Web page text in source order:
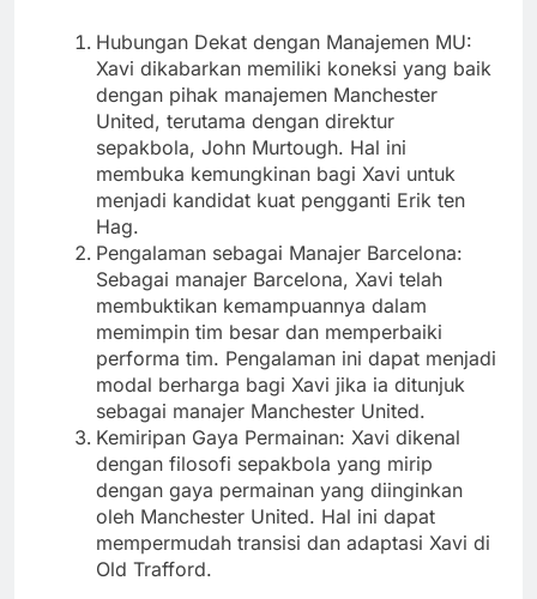
Hubungan Dekat dengan Manajemen MU:
Xavi dikabarkan memiliki koneksi yang baik
dengan pihak manajemen Manchester
United, terutama dengan direktur
sepakbola, John Murtough. Hal ini
membuka kemungkinan bagi Xavi untuk
menjadi kandidat kuat pengganti Erik ten
Hag.
Pengalaman sebagai Manajer Barcelona:
Sebagai manajer Barcelona, Xavi telah
membuktikan kemampuannya dalam
memimpin tim besar dan memperbaiki
performa tim. Pengalaman ini dapat menjadi
modal berharga bagi Xavi jika ia ditunjuk
sebagai manajer Manchester United.
Kemiripan Gaya Permainan: Xavi dikenal
dengan filosofi sepakbola yang mirip
dengan gaya permainan yang diinginkan
oleh Manchester United. Hal ini dapat
mempermudah transisi dan adaptasi Xavi di
Old Trafford.